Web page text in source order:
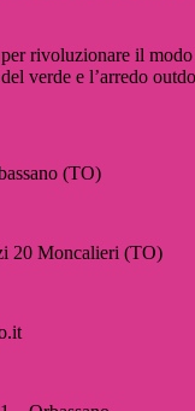
rivoluzionare il
verde e l’arredo
(TO)
20 Moncalieri (TO)